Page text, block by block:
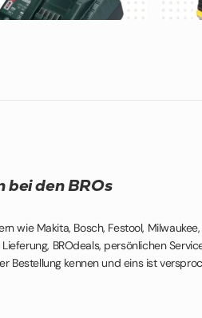
bei den BROs
wie Makita, Bosch, Festool,
BROdeals, persönlichen
kennen und eins ist